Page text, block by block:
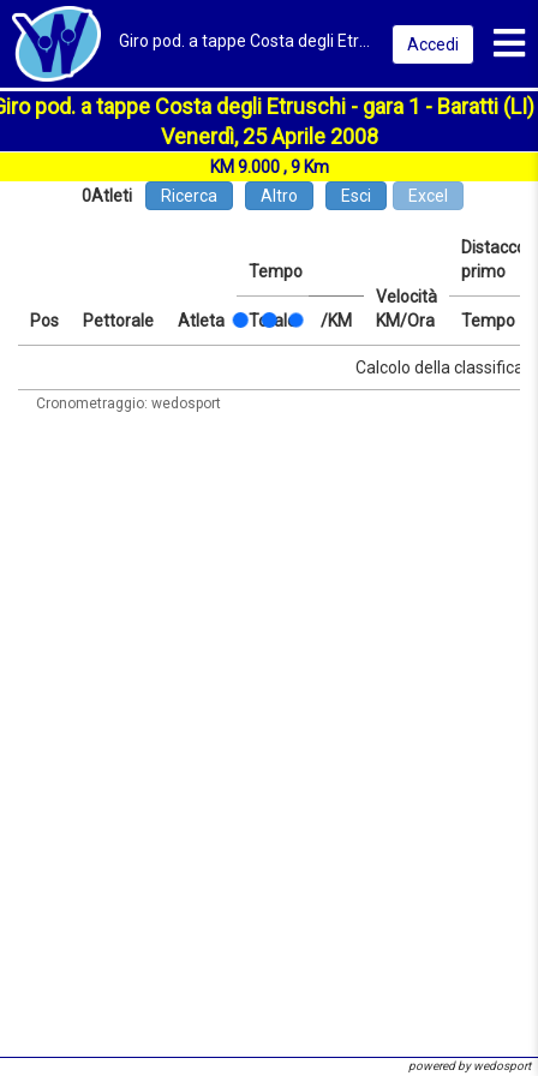
Accedi
pod. a tappe Costa degli Etruschi - gara 1 - Baratti (LI)
Venerdì, 25 Aprile 2008
KM 9.000 , 9 Km
0Atleti Ricerca Altro Esci Excel
Pos Pettorale Atleta
Tempo
Velocità
KM/Ora
Distacco
primo
Totale /KM
Tempo
Velocità
Distacco
Tempo
Calcolo della classifica
Cronometraggio: wedosport
powered by wedosport